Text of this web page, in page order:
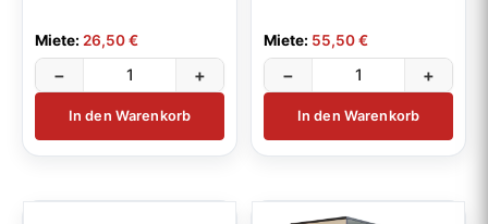
Miete: 26,50 €
− +
In den Warenkorb
Miete: 55,50 €
− +
In den Warenkorb